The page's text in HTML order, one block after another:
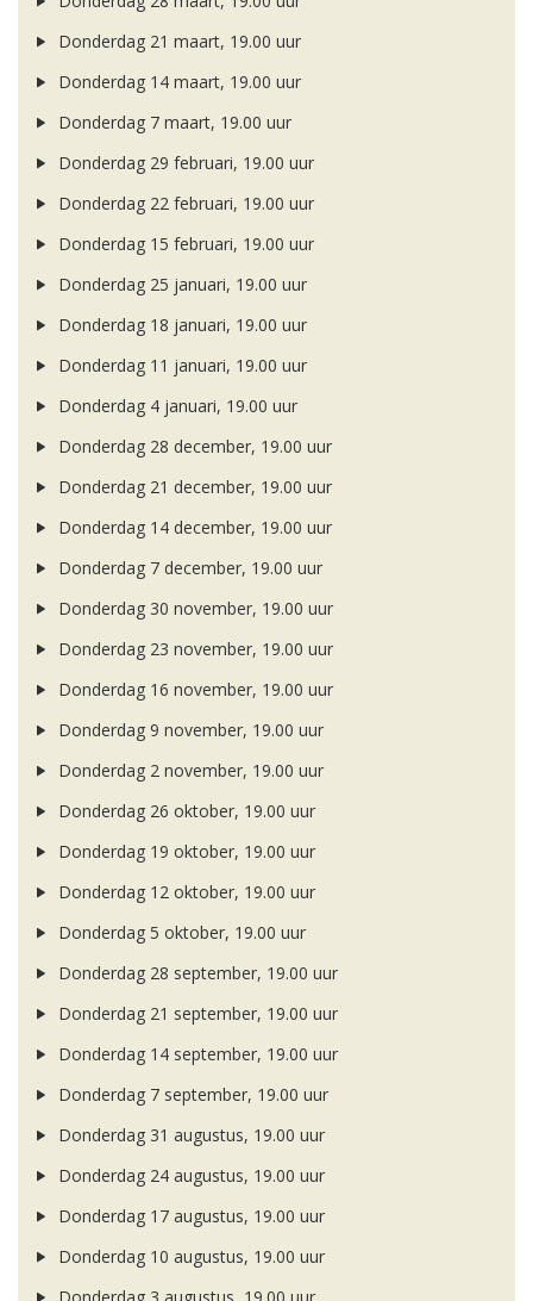
Donderdag 21 maart, 19.00 uur
Donderdag 14 maart, 19.00 uur
Donderdag 7 maart, 19.00 uur
Donderdag 29 februari, 19.00 uur
Donderdag 22 februari, 19.00 uur
Donderdag 15 februari, 19.00 uur
Donderdag 25 januari, 19.00 uur
Donderdag 18 januari, 19.00 uur
Donderdag 11 januari, 19.00 uur
Donderdag 4 januari, 19.00 uur
Donderdag 28 december, 19.00 uur
Donderdag 21 december, 19.00 uur
Donderdag 14 december, 19.00 uur
Donderdag 7 december, 19.00 uur
Donderdag 30 november, 19.00 uur
Donderdag 23 november, 19.00 uur
Donderdag 16 november, 19.00 uur
Donderdag 9 november, 19.00 uur
Donderdag 2 november, 19.00 uur
Donderdag 26 oktober, 19.00 uur
Donderdag 19 oktober, 19.00 uur
Donderdag 12 oktober, 19.00 uur
Donderdag 5 oktober, 19.00 uur
Donderdag 28 september, 19.00 uur
Donderdag 21 september, 19.00 uur
Donderdag 14 september, 19.00 uur
Donderdag 7 september, 19.00 uur
Donderdag 31 augustus, 19.00 uur
Donderdag 24 augustus, 19.00 uur
Donderdag 17 augustus, 19.00 uur
Donderdag 10 augustus, 19.00 uur